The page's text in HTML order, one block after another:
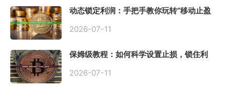
动态锁定利润：手把手教你玩转“移动止盈
2026-07-11
保姆级教程：如何科学设置止损，锁住利
2026-07-11